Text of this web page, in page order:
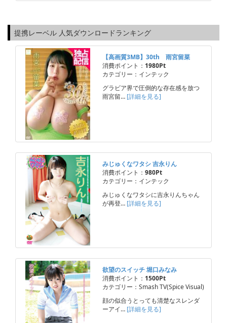
提携レーベル 人気ダウンロードランキング
【高画質3MB】30th 雨宮留菜
消費ポイント： 1980Pt
カテゴリー：インテック
グラビア界で圧倒的な存在感を放つ
雨宮留… [詳細を見る]
みじゅくなワタシ 吉永りん
消費ポイント： 980Pt
カテゴリー：インテック
みじゅくなワタシに吉永りんちゃん
が再登… [詳細を見る]
欲望のスイッチ 堀口みなみ
消費ポイント： 1500Pt
カテゴリー：Smash TV(Spice Visual)
顔の似合うとっても清楚なスレンダ
ーアイ… [詳細を見る]